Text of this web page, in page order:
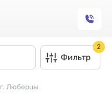
Фильтр
2
г. Люберцы